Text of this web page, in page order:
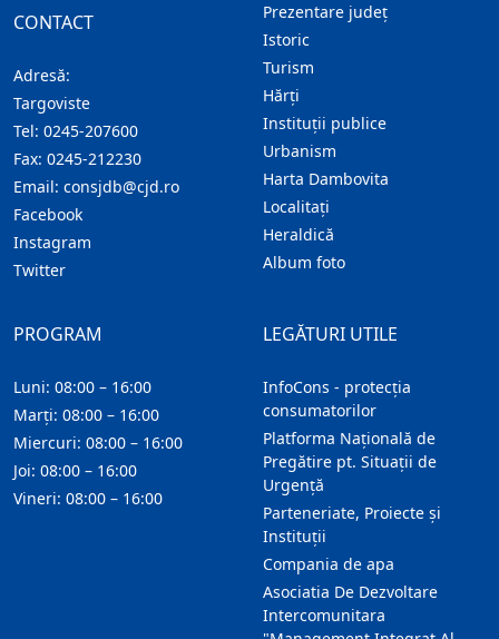
CONTACT
Adresă:
Targoviste
Tel: 0245-207600
Fax: 0245-212230
Email: consjdb@cjd.ro
Facebook
Instagram
Twitter
Prezentare judeţ
Istoric
Turism
Hărţi
Instituţii publice
Urbanism
Harta Dambovita
Localitaţi
Heraldică
Album foto
LEGĂTURI UTILE
InfoCons - protecția
consumatorilor
Platforma Națională de
Pregătire pt. Situații de
Urgență
Parteneriate, Proiecte și
Instituții
Compania de apa
Asociatia De Dezvoltare
Intercomunitara
PROGRAM
Luni: 08:00 – 16:00
Marți: 08:00 – 16:00
Miercuri: 08:00 – 16:00
Joi: 08:00 – 16:00
Vineri: 08:00 – 16:00